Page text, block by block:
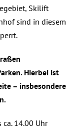
Skilift
sind in diesem
Hierbei ist
– insbesondere
14.00 Uhr